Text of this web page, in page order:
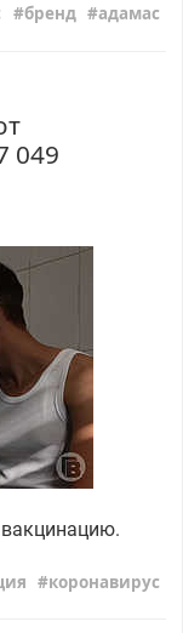
бренд адамас
049
коронавирус